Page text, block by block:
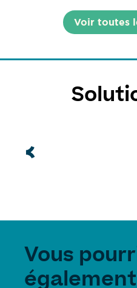
Voir toutes
Vous